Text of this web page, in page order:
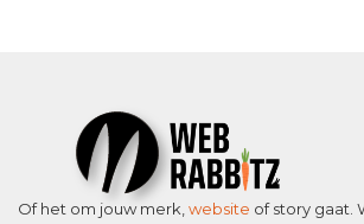
Of het om jouw merk, website of story gaat.